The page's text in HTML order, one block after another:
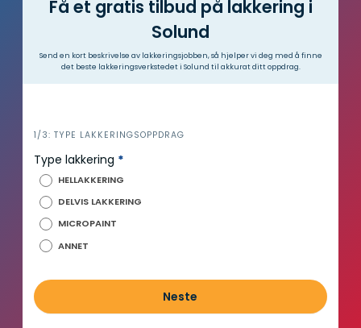
Få et gratis tilbud på lakkering i
Solund
Send en kort beskrivelse av lakkeringsjobben, så hjelper vi deg med å finne
det beste lakkeringsverkstedet i Solund til akkurat ditt oppdrag.
i
n
n
o
d
1/3: TYPE LAKKERINGSOPPDRAG
Type lakkering *
HELLAKKERING
DELVIS LAKKERING
MICROPAINT
ANNET
Neste